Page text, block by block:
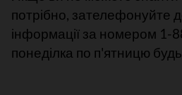
потрібно, зателефонуйте
інформації за номером 1-
понеділка по п'ятницю